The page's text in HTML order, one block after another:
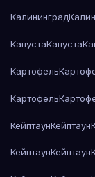
Калининград
КапустаКапуста
Картофель
Картофель
КейптаунКейптаун
КейптаунКейптаун